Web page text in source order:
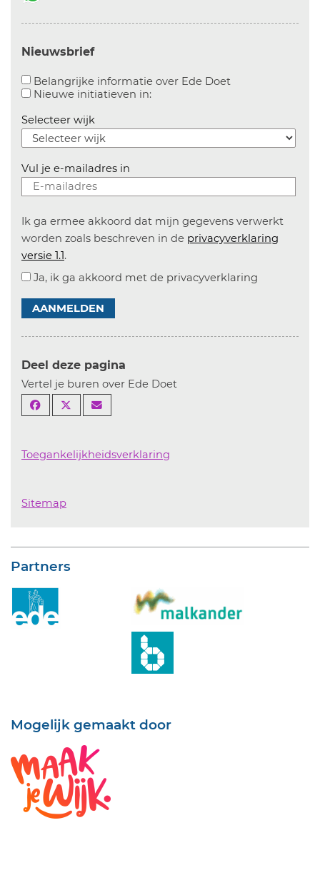
Nieuwsbrief
Belangrijke informatie over Ede Doet
Nieuwe initiatieven in:Aanvinken om informatie over
Selecteer wijk
Vul je e-mailadres in
Ik ga ermee akkoord dat mijn gegevens verwerkt
worden zoals beschreven in de privacyverklaring
versie 1.1.
Ja, ik ga akkoord met de privacyverklaring
AANMELDEN
Deel deze pagina
Vertel je buren over Ede Doet
Toegankelijkheidsverklaring
Sitemap
Partners
Mogelijk gemaakt door